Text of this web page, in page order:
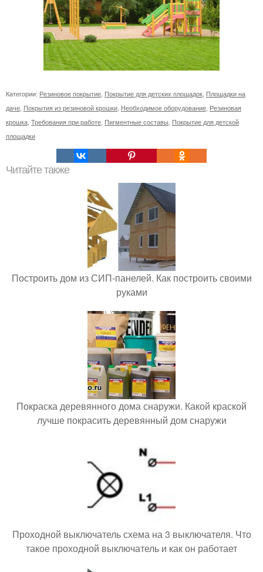
Категории: Резиновое покрытие Покрытие для детских площадок Площадки на
даче Покрытия из резиновой крошки Необходимое оборудование Резиновая
крошка Требования при работе Пигментные составы Покрытие для детской
площадки
Читайте также
Построить дом из СИП-панелей. Как построить своими
руками
Покраска деревянного дома снаружи. Какой краской
лучше покрасить деревянный дом снаружи
Проходной выключатель схема на 3 выключателя. Что
такое проходной выключатель и как он работает